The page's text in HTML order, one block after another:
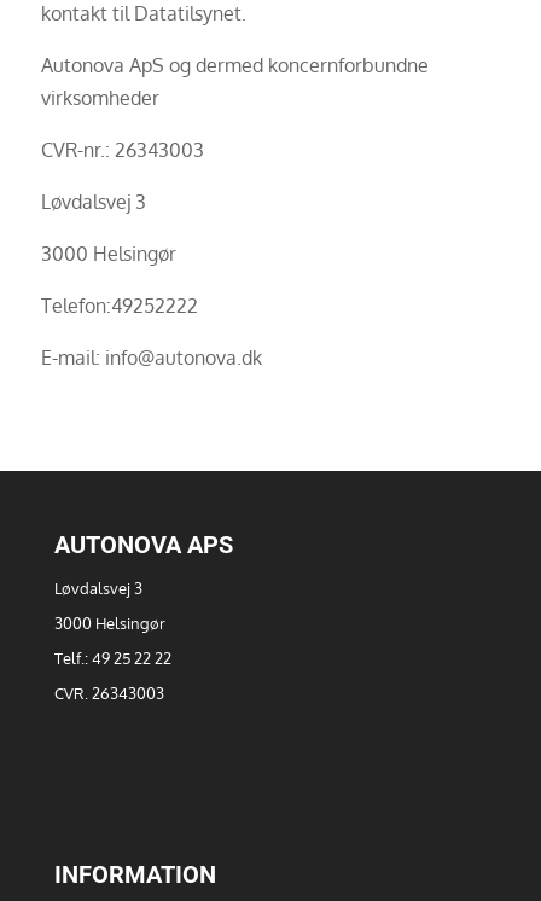
kontakt til Datatilsynet.
Autonova ApS og dermed koncernforbundne
virksomheder
CVR-nr.: 26343003
Løvdalsvej 3
3000 Helsingør
Telefon:49252222
E-mail: info@autonova.dk
AUTONOVA APS
Løvdalsvej 3
3000 Helsingør
Telf.: 49 25 22 22
CVR. 26343003
INFORMATION